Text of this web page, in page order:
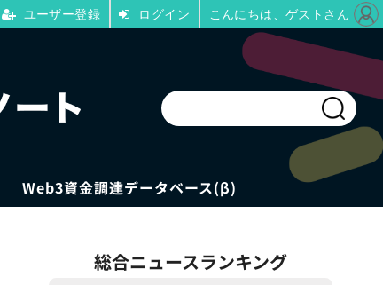
Web3資金調達データベース(β)
総合ニュースランキング
ユーザー登録 ログイン こんにちは、ゲストさん